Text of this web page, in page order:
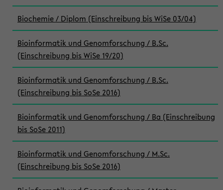
Biochemie / Diplom (Einschreibung bis WiSe 03/04)
Bioinformatik und Genomforschung / B.Sc.
(Einschreibung bis WiSe 19/20)
Bioinformatik und Genomforschung / B.Sc.
(Einschreibung bis SoSe 2016)
Bioinformatik und Genomforschung / Ba (Einschreibung
bis SoSe 2011)
Bioinformatik und Genomforschung / M.Sc.
(Einschreibung bis SoSe 2016)